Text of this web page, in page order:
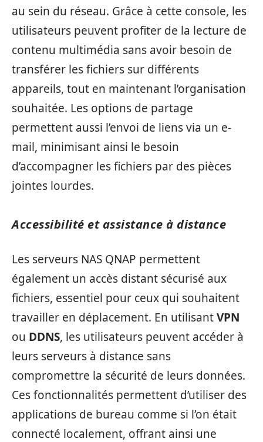
au sein du réseau. Grâce à cette console, les
utilisateurs peuvent profiter de la lecture de
contenu multimédia sans avoir besoin de
transférer les fichiers sur différents
appareils, tout en maintenant l’organisation
souhaitée. Les options de partage
permettent aussi l’envoi de liens via un e-
mail, minimisant ainsi le besoin
d’accompagner les fichiers par des pièces
jointes lourdes.
Accessibilité et assistance à distance
Les serveurs NAS QNAP permettent
également un accès distant sécurisé aux
fichiers, essentiel pour ceux qui souhaitent
travailler en déplacement. En utilisantVPN
ou DDNS, les utilisateurs peuvent accéder à
leurs serveurs à distance sans
compromettre la sécurité de leurs données.
Ces fonctionnalités permettent d’utiliser des
applications de bureau comme si l’on était
connecté localement, offrant ainsi une